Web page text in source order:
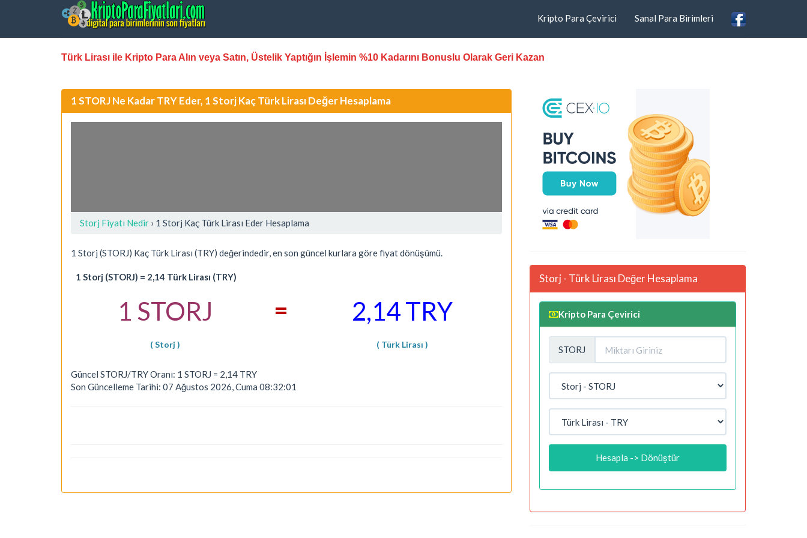
Kripto Para Çevirici Sanal Para Birimleri
Türk Lirası ile Kripto Para Alın veya Satın, Üstelik Yaptığın İşlemin %10 Kadarını Bonuslu Olarak Geri Kazan
1 STORJ Ne Kadar TRY Eder, 1 Storj Kaç Türk Lirası Değer Hesaplama
Storj Fiyatı Nedir › 1 Storj Kaç Türk Lirası Eder Hesaplama
1 Storj (STORJ) Kaç Türk Lirası (TRY) değerindedir, en son güncel kurlara göre fiyat dönüşümü.
1 Storj (STORJ) = 2,14 Türk Lirası (TRY)
1 STORJ = 2,14 TRY
( Storj ) ( Türk Lirası )
Güncel STORJ/TRY Oranı: 1 STORJ = 2,14 TRY
Son Güncelleme Tarihi: 07 Ağustos 2026, Cuma 08:32:01
Storj - Türk Lirası Değer Hesaplama
Kripto Para Çevirici
STORJ
Hesapla -> Dönüştür